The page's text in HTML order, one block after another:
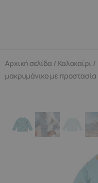
Αρχική σελίδα / Καλοκαίρι /
μακρυμάνικο με προστασία